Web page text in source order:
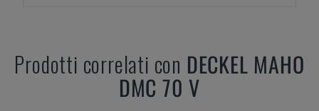
Prodotti correlati con DECKEL MAHO
DMC 70 V